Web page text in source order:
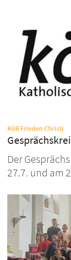
KöB Frieden Christi
Der
27.7. und am